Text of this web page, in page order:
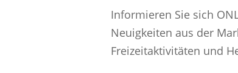
Informieren Sie sich
Neuigkeiten aus der
Freizeitaktivitäten und